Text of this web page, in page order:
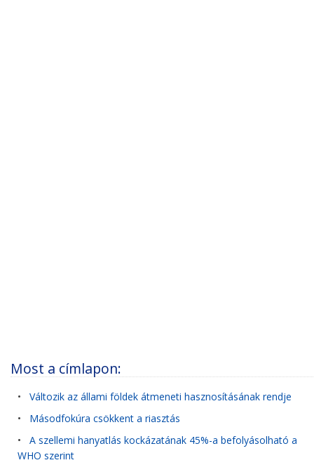
Most a címlapon:
• Változik az állami földek átmeneti hasznosításának rendje
• Másodfokúra csökkent a riasztás
• A szellemi hanyatlás kockázatának 45%-a befolyásolható a
WHO szerint